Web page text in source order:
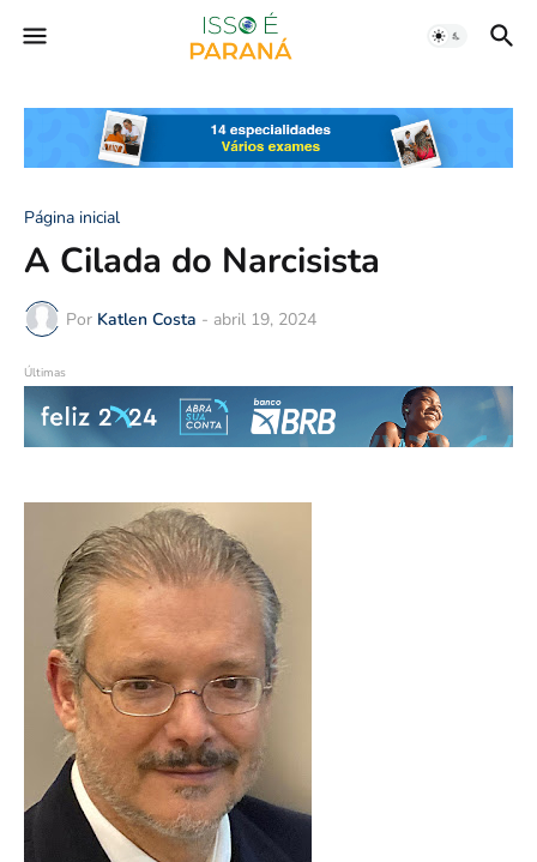
Página inicial
A Cilada do Narcisista
Por Katlen Costa - abril 19, 2024
Últimas